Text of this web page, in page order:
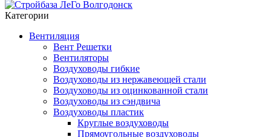
Категории
Вентиляция
Вент Решетки
Вентиляторы
Воздуховоды гибкие
Воздуховоды из нержавеющей стали
Воздуховоды из оцинкованной стали
Воздуховоды из сэндвича
Воздуховоды пластик
Круглые воздуховоды
Прямоугольные воздуховоды